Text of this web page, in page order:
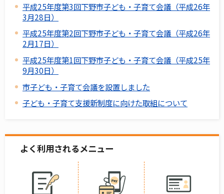
平成25年度第3回下野市子ども・子育て会議（平成26年
3月28日）
平成25年度第2回下野市子ども・子育て会議（平成26年
2月17日）
平成25年度第1回下野市子ども・子育て会議（平成25年
9月30日）
市子ども・子育て会議を設置しました
子ども・子育て支援新制度に向けた取組について
よく利用されるメニュー